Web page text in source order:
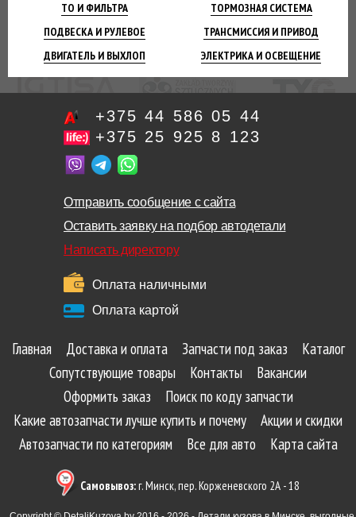
ТО И ФИЛЬТРА ТОРМОЗНАЯСИСТЕМА
ПОДВЕСКА И РУЛЕВОЕ ТРАНСМИССИЯ И ПРИВОД
ДВИГАТЕЛЬ И ВЫХЛОП ЭЛЕКТРИКА И ОСВЕЩЕНИЕ
+375 44 586 05 44
+375 25 925 8 123
Отправить сообщение с сайта
Оставить заявку на подбор автодетали
Написать директору
Оплата наличными
Оплата картой
Главная Доставка и оплата Запчасти под заказ
Каталог
Сопутствующие товары
Контакты
Вакансии
Оформить заказ
Поиск по коду запчасти
Какие автозапчасти лучше купить и почему
Акции и скидки
Автозапчасти по категориям
Все для авто Карта сайта
Самовывоз:г. Минск, пер. Корженевского 2А - 18